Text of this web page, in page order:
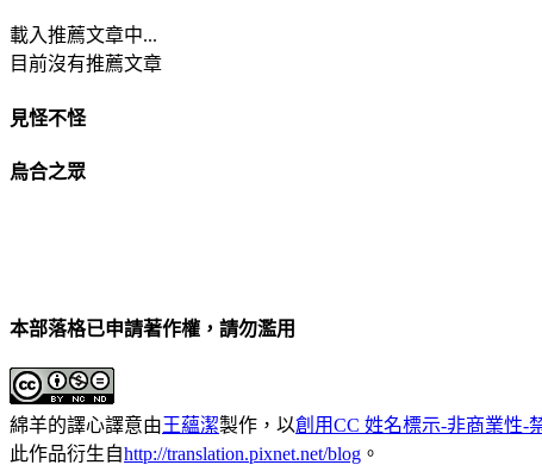
載入推薦文章中...
目前沒有推薦文章
見怪不怪
烏合之眾
本部落格已申請著作權，請勿濫用
綿羊的譯心譯意由王蘊潔製作，以創用CC 姓名標示-非商業性-
此作品衍生自http://translation.pixnet.net/blog 。